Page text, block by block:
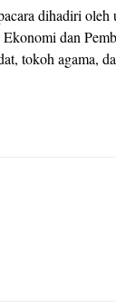
dihadiri oleh
dan
tokoh agama,